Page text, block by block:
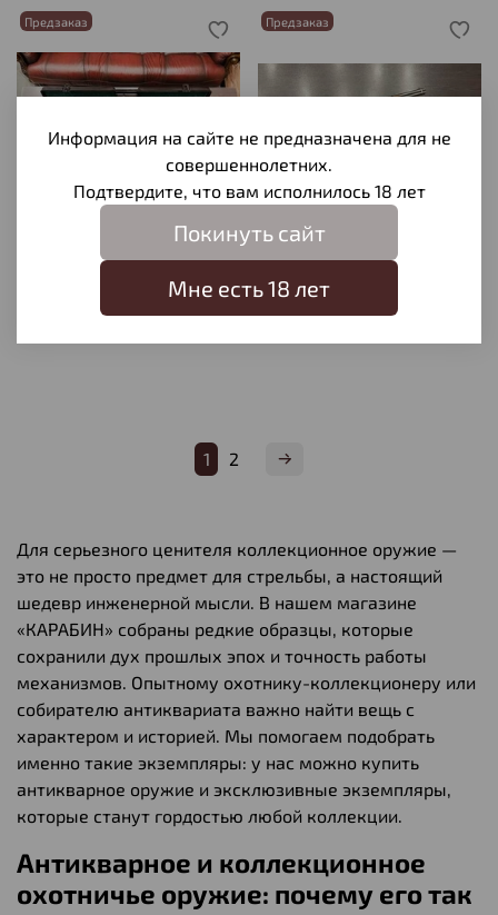
Предзаказ
МЦ-105-20М к.20/70 №
040054
Предзаказ
Rossi mod.92 к.45 Colt №
5HY176815
120 000 ₽
1 2
Для серьезного ценителя коллекционное оружие —
это не просто предмет для стрельбы, а настоящий
шедевр инженерной мысли. В нашем магазине
«КАРАБИН» собраны редкие образцы, которые
сохранили дух прошлых эпох и точность работы
механизмов. Опытному охотнику-коллекционеру или
собирателю антиквариата важно найти вещь с
характером и историей. Мы помогаем подобрать
именно такие экземпляры: у нас можно купить
антикварное оружие и эксклюзивные экземпляры,
которые станут гордостью любой коллекции.
Антикварное и коллекционное
охотничье оружие: почему его так
Информация на сайте не предназначена для не
совершеннолетних.
Подтвердите, что вам исполнилось 18 лет
Покинуть сайт
Мне есть 18 лет